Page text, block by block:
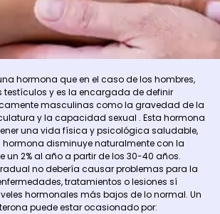
hormona que en el caso de los hombres,
testículos y es la encargada de definir
masculinas como la gravedad de la
y la capacidad sexual . Esta hormona
una vida física y psicológica saludable,
hormona disminuye naturalmente con la
un 2% al año a partir de los 30-40 años.
no debería causar problemas para la
tratamientos o lesiones sí
hormonales más bajos de lo normal. Un
puede estar ocasionado por: